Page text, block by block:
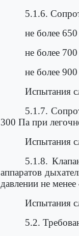
5.1.6.
не более
не более
не более
Испытания
5.1.7.
300 Па при
Испытания
5.1.8.
аппаратов
давлении не
Испытания
5.2.